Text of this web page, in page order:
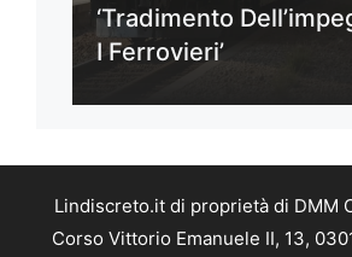
‘Tradimento
I Ferrovieri’
Lindiscreto.it di proprietà di DMM
Corso Vittorio Emanuele II, 13,